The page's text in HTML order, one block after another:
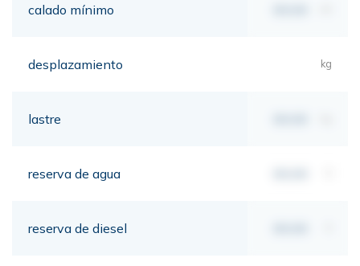
calado mínimo
desplazamiento kg
lastre
reserva de agua
reserva de diesel